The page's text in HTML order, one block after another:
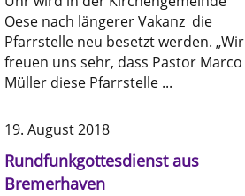
Oese nach längerer Vakanz die
Pfarrstelle neu besetzt werden. „Wir
freuen uns sehr, dass Pastor Marco
Müller diese Pfarrstelle ...
19. August 2018
Rundfunkgottesdienst aus
Bremerhaven